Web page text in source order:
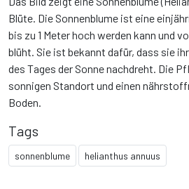
Blüte. Die Sonnenblume ist eine
bis zu 1 Meter hoch werden kann und
blüht. Sie ist bekannt dafür, dass sie
des Tages der Sonne nachdreht. Die
sonnigen Standort und einen
Boden.
Tags
sonnenblume helianthus annuus